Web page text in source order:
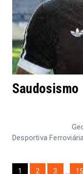
Saudosismo
Desportiva
1 2 3 15